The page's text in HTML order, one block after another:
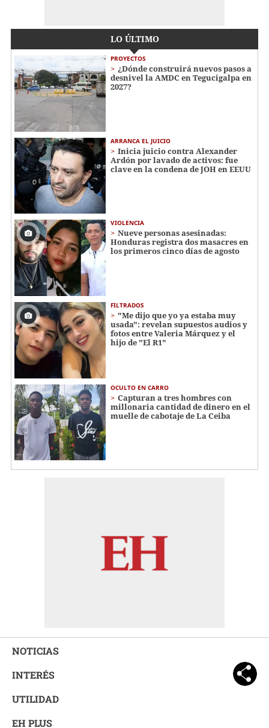
LO ÚLTIMO
PROYECTOS
¿Dónde construirá nuevos pasos a
desnivel la AMDC en Tegucigalpa en
2027?
ARRANCA EL JUICIO
Inicia juicio contra Alexander
Ardón por lavado de activos: fue
clave en la condena de JOH en EEUU
VIOLENCIA
Nueve personas asesinadas:
Honduras registra dos masacres en
los primeros cinco días de agosto
FILTRADOS
"Me dijo que yo ya estaba muy
usada": revelan supuestos audios y
fotos entre Valeria Márquez y el
hijo de "El R1"
OCULTO EN CARRO
Capturan a tres hombres con
millonaria cantidad de dinero en el
muelle de cabotaje de La Ceiba
NOTICIAS
INTERÉS
UTILIDAD
EH PLUS